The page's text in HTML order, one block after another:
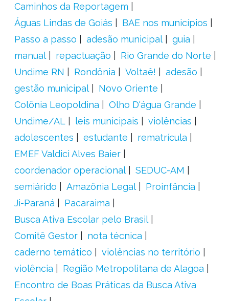
Caminhos da Reportagem
Águas Lindas de Goiás
BAE nos municípios
Passo a passo
adesão municipal
guia
manual
repactuação
Rio Grande do Norte
Undime RN
Rondônia Voltaê!
adesão
gestão municipal
Novo Oriente
Colônia Leopoldina
Olho D'água Grande
Undime/AL
leis municipais
violências
adolescentes
estudante
rematrícula
EMEF Valdici Alves Baier
coordenador operacional
SEDUC-AM
semiárido
Amazônia Legal
Proinfância
Ji-Paraná
Pacaraima
Busca Ativa Escolar pelo Brasil
Comitê Gestor
nota técnica
caderno temático
violências no território
violência
Região Metropolitana de Alagoa
Encontro de Boas Práticas da Busca Ativa